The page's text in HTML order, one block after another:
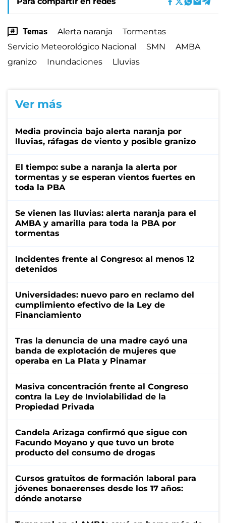
Temas Alerta naranja
Tormentas
Servicio Meteorológico Nacional
SMN
AMBA
granizo
Inundaciones Lluvias
Ver más
Media provincia bajo alerta naranja por
lluvias, ráfagas de viento y posible granizo
El tiempo: sube a naranja la alerta por
tormentas y se esperan vientos fuertes en
toda la PBA
Se vienen las lluvias: alerta naranja para el
AMBA y amarilla para toda la PBA por
tormentas
Incidentes frente al Congreso: al menos 12
detenidos
Universidades: nuevo paro en reclamo del
cumplimiento efectivo de la Ley de
Financiamiento
Tras la denuncia de una madre cayó una
banda de explotación de mujeres que
operaba en La Plata y Pinamar
Masiva concentración frente al Congreso
contra la Ley de Inviolabilidad de la
Propiedad Privada
Candela Arizaga confirmó que sigue con
Facundo Moyano y que tuvo un brote
producto del consumo de drogas
Cursos gratuitos de formación laboral para
jóvenes bonaerenses desde los 17 años:
dónde anotarse